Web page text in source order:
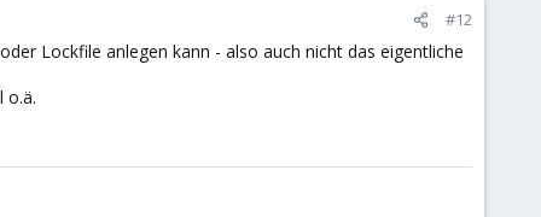
#12
Lockfile anlegen kann - also auch nicht das eigentliche
o.ä.